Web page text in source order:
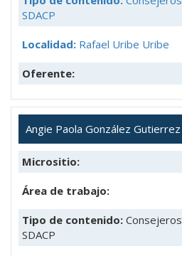
SDACP
Localidad: Rafael Uribe Uribe
Oferente:
Angie Paola González Gutierrez
Micrositio:
Área de trabajo:
Tipo de contenido: Consejeros
SDACP